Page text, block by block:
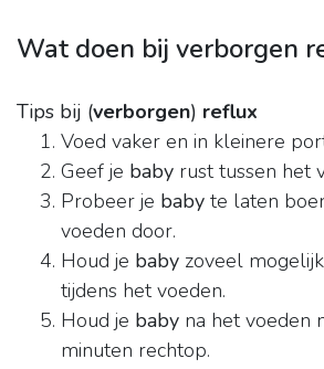
Wat doen bij verborgen
Tips bij (verborgen) reflux
Voed vaker en in kleinere
Geef je baby rust tussen het
Probeer je baby te laten
voeden door.
Houd je baby zoveel
tijdens het voeden.
Houd je baby na het voeden
minuten rechtop.